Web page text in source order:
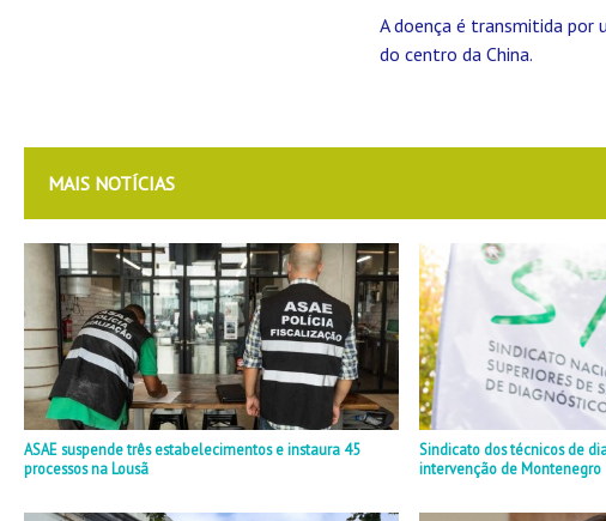
A doença é transmitida por
do centro da China.
MAIS NOTÍCIAS
ASAE suspende três estabelecimentos e instaura 45
processos na Lousã
Sindicato dos técnicos de
intervenção de Montenegro